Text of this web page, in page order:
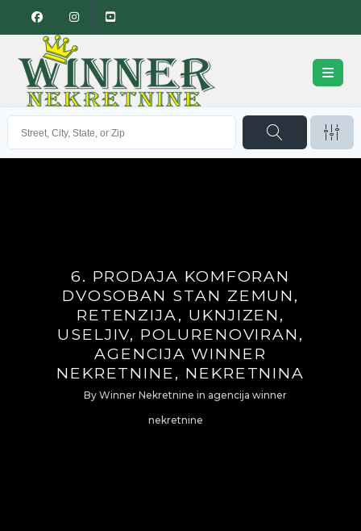
6. PRODAJA KOMFORAN
DVOSOBAN STAN ZEMUN,
RETENZIJA, UKNJIZEN,
USELJIV, POLURENOVIRAN,
AGENCIJA WINNER
NEKRETNINE, NEKRETNINA
By Winner Nekretnine in agencija winner
nekretnine